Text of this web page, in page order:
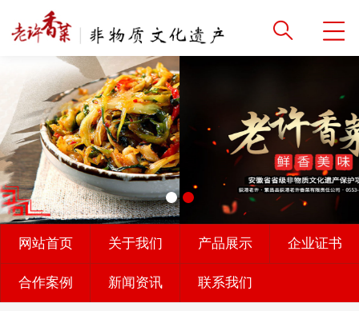
网站首页 关于我们 产品展示 企业证书
合作案例 新闻资讯 联系我们